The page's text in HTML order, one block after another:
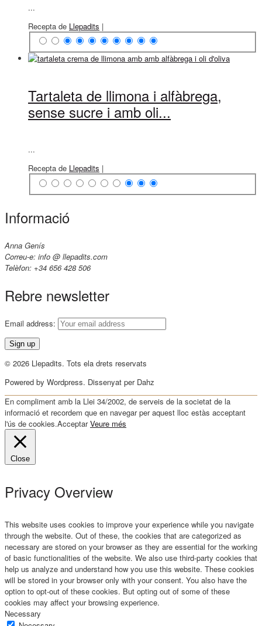
...
Recepta de Llepadits |
Tartaleta de llimona i alfàbrega,
sense sucre i amb oli...
...
Recepta de Llepadits |
Informació
Anna Genís
Correu-e: info @ llepadits.com
Telèfon: +34 656 428 506
Rebre newsletter
Email address:
© 2026 Llepadits. Tots ela drets reservats
Powered by Wordpress. Dissenyat per Dahz
En compliment amb la Llei 34/2002, de serveis de la societat de la
informació et recordem que en navegar per aquest lloc estàs acceptant
l'ús de cookies.Acceptar Veure més
Close
Privacy Overview
This website uses cookies to improve your experience while you navigate
through the website. Out of these, the cookies that are categorized as
necessary are stored on your browser as they are essential for the working
of basic functionalities of the website. We also use third-party cookies that
help us analyze and understand how you use this website. These cookies
will be stored in your browser only with your consent. You also have the
option to opt-out of these cookies. But opting out of some of these
cookies may affect your browsing experience.
Necessary